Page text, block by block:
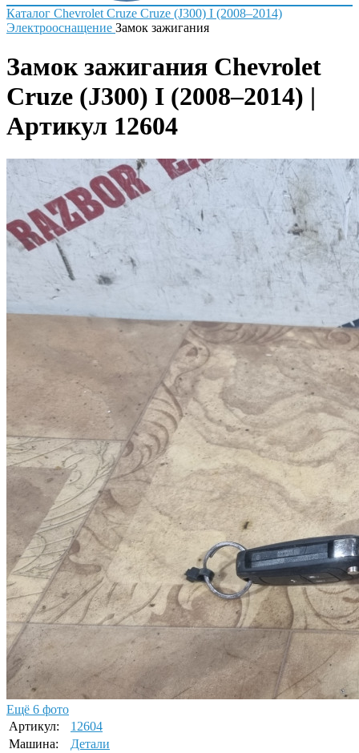
Каталог Chevrolet Cruze Cruze (J300) I (2008–2014)
Электрооснащение Замок зажигания
Замок зажигания Chevrolet
Cruze (J300) I (2008–2014) |
Артикул 12604
Ещё 6 фото
Артикул:
12604
Машина:
Детали